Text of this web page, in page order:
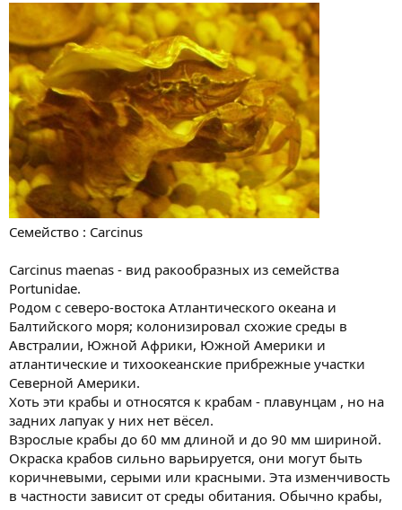
Семейство : Carcinus
Carcinus maenas - вид ракообразных из семейства
Portunidae.
Родом с северо-востока Атлантического океана и
Балтийского моря; колонизировал схожие среды в
Австралии, Южной Африки, Южной Америки и
атлантические и тихоокеанские прибрежные участки
Северной Америки.
Хоть эти крабы и относятся к крабам - плавунцам , но на
задних лапуак у них нет вёсел.
Взрослые крабы до 60 мм длиной и до 90 мм шириной.
Окраска крабов сильно варьируется, они могут быть
коричневыми, серыми или красными. Эта изменчивость
в частности зависит от среды обитания. Обычно крабы,